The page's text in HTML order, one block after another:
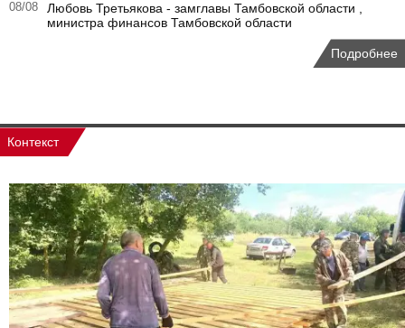
08/08
Любовь Третьякова - замглавы Тамбовской области ,
министра финансов Тамбовской области
Подробнее
Контекст